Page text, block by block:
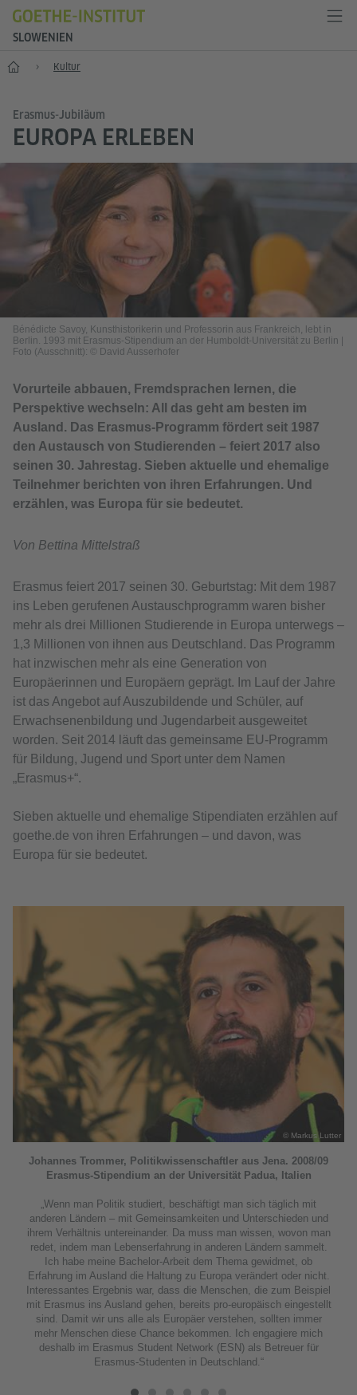
SLOWENIEN
Start Kultur
Erasmus-Jubiläum
EUROPA ERLEBEN
Bénédicte Savoy, Kunsthistorikerin und Professorin aus Frankreich, lebt in
Berlin. 1993 mit Erasmus-Stipendium an der Humboldt-Universität zu Berlin
Foto (Ausschnitt): © David Ausserhofer
Vorurteile abbauen, Fremdsprachen lernen, die
Perspektive wechseln: All das geht am besten im
Ausland. Das Erasmus-Programm fördert seit 1987
den Austausch von Studierenden – feiert 2017 also
seinen 30. Jahrestag. Sieben aktuelle und ehemalige
Teilnehmer berichten von ihren Erfahrungen. Und
erzählen, was Europa für sie bedeutet.
Von Bettina Mittelstraß
Erasmus feiert 2017 seinen 30. Geburtstag: Mit dem 1987
ins Leben gerufenen Austauschprogramm waren bisher
mehr als drei Millionen Studierende in Europa unterwegs –
1,3 Millionen von ihnen aus Deutschland. Das Programm
hat inzwischen mehr als eine Generation von
Europäerinnen und Europäern geprägt. Im Lauf der Jahre
ist das Angebot auf Auszubildende und Schüler, auf
Erwachsenenbildung und Jugendarbeit ausgeweitet
worden. Seit 2014 läuft das gemeinsame EU-Programm
für Bildung, Jugend und Sport unter dem Namen
„Erasmus+“.
Sieben aktuelle und ehemalige Stipendiaten erzählen auf
goethe.de von ihren Erfahrungen – und davon, was
Europa für sie bedeutet.
© Markus Lutter
Johannes Trommer, Politikwissenschaftler aus Jena. 2008/09
Erasmus-Stipendium an der Universität Padua, Italien
„Wenn man Politik studiert, beschäftigt man sich täglich mit
anderen Ländern – mit Gemeinsamkeiten und Unterschieden und
ihrem Verhältnis untereinander. Da muss man wissen, wovon man
redet, indem man Lebenserfahrung in anderen Ländern sammelt.
Ich habe meine Bachelor-Arbeit dem Thema gewidmet, ob
Erfahrung im Ausland die Haltung zu Europa verändert oder nicht.
Interessantes Ergebnis war, dass die Menschen, die zum Beispiel
mit Erasmus ins Ausland gehen, bereits pro-europäisch eingestellt
sind. Damit wir uns alle als Europäer verstehen, sollten immer
mehr Menschen diese Chance bekommen. Ich engagiere mich
deshalb im Erasmus Student Network (ESN) als Betreuer für
Erasmus-Studenten in Deutschland.“